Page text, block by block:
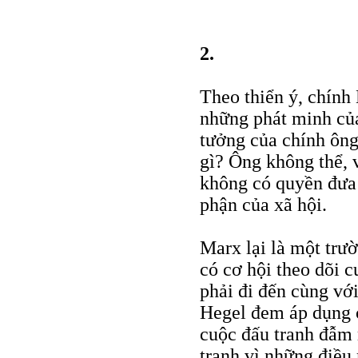
2.
Theo thiển ý,
những phát minh
tưởng của chính
gì? Ông không thể,
không có quyền
phận của xã hội.
Marx lại là một
có cơ hội theo dõi
phải đi đến cùng
Hegel đem áp
cuộc đấu tranh